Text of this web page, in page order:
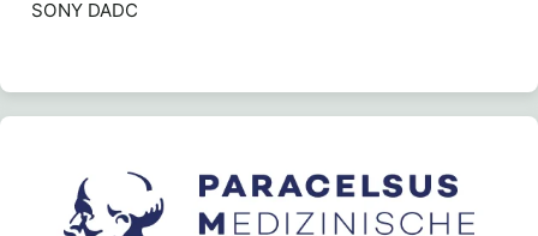
SONY DADC